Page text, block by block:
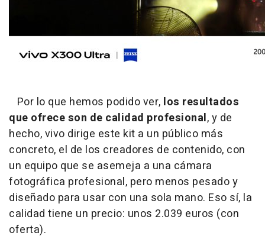
Por lo que hemos podido ver, los resultados
que ofrece son de calidad profesional, y de
hecho, vivo dirige este kit a un público más
concreto, el de los creadores de contenido, con
un equipo que se asemeja a una cámara
fotográfica profesional, pero menos pesado y
diseñado para usar con una sola mano. Eso sí, la
calidad tiene un precio: unos 2.039 euros (con
oferta).